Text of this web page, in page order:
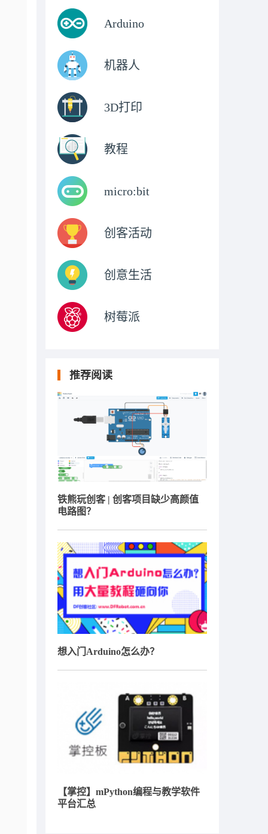
Arduino
机器人
3D打印
教程
micro:bit
创客活动
创意生活
树莓派
推荐阅读
铁熊玩创客 | 创客项目缺少高颜值
电路图？
想入门Arduino怎么办？
【掌控】mPython编程与教学软件
平台汇总